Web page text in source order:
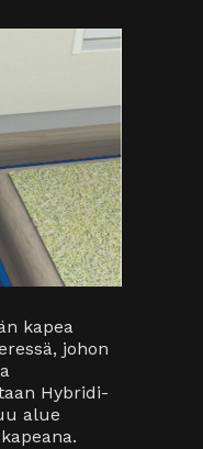
kapea
johon
Hybridi-
alue